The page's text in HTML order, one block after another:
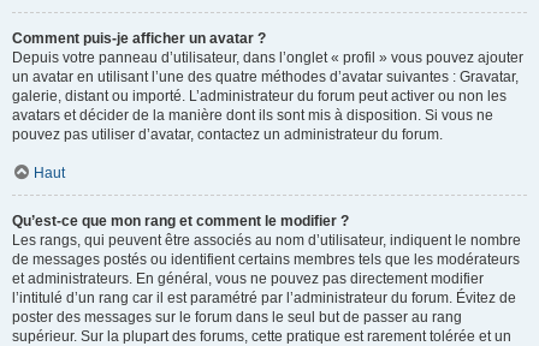
Comment puis-je afficher un avatar ?
Depuis votre panneau d’utilisateur, dans l’onglet « profil » vous pouvez ajouter
un avatar en utilisant l’une des quatre méthodes d’avatar suivantes : Gravatar,
galerie, distant ou importé. L’administrateur du forum peut activer ou non les
avatars et décider de la manière dont ils sont mis à disposition. Si vous ne
pouvez pas utiliser d’avatar, contactez un administrateur du forum.
Haut
Qu’est-ce que mon rang et comment le modifier ?
Les rangs, qui peuvent être associés au nom d’utilisateur, indiquent le nombre
de messages postés ou identifient certains membres tels que les modérateurs
et administrateurs. En général, vous ne pouvez pas directement modifier
l’intitulé d’un rang car il est paramétré par l’administrateur du forum. Évitez de
poster des messages sur le forum dans le seul but de passer au rang
supérieur. Sur la plupart des forums, cette pratique est rarement tolérée et un